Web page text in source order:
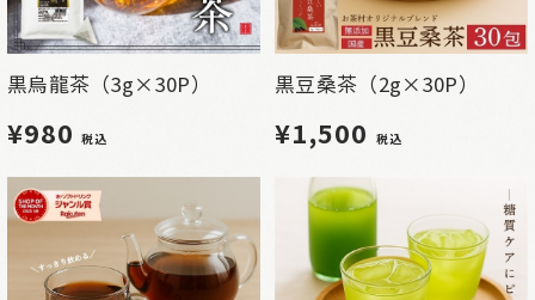
黒烏龍茶（3g×30P）
¥980税込
黒豆桑茶（2g×30P）
¥1,500 税込